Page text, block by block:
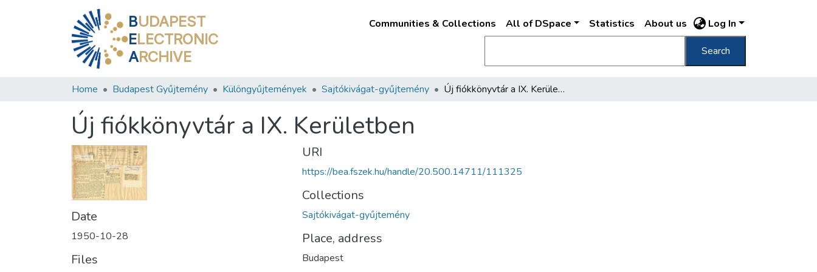
BUDAPEST
ELECTRONIC
ARCHIVE
Communities & Collections All of DSpace Statistics About us Log In
Search
Home Budapest Gyűjtemény Különgyűjtemények Sajtókivágat-gyűjtemény Új fiókkönyvtár a IX. Kerületben
Új fiókkönyvtár a IX. Kerületben
Date
1950-10-28
Files
URI
https://bea.fszek.hu/handle/20.500.14711/111325
Collections
Sajtókivágat-gyűjtemény
Place, address
Budapest